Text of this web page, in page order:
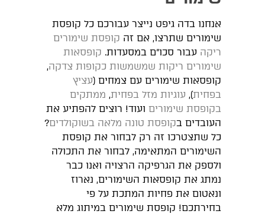
אנחנו בדה גיפט נייצר עבורכם כל קופסת
שימורים שתרצו, אם זה קופסת שימורים
ריקה עבור סכו"ם במסעדות. קופסאות
שימורים ריקות שמשמשות כקופות צדקה,
קופסאות שימורים עם צמחים (עציץ
בפחית), עוגיות מזל בפחית, ממתקים
בקופסת שימורים ועוד! רוצים להפתיע את
העובדים בקופסת טונה מלאה בשוקולדים?
כל שתצטרכו זה רק לבחור את קופסת
השימורים המתאימה, לבחור את התכולה
ולספק את הגרפיקה הרצויה ואנו כבר
נמתג את קופסאות השימורים, נארוז
ונאטום את פחיות המתכת על פי
בחירתכם! קופסת שימורים במיתוג מלא